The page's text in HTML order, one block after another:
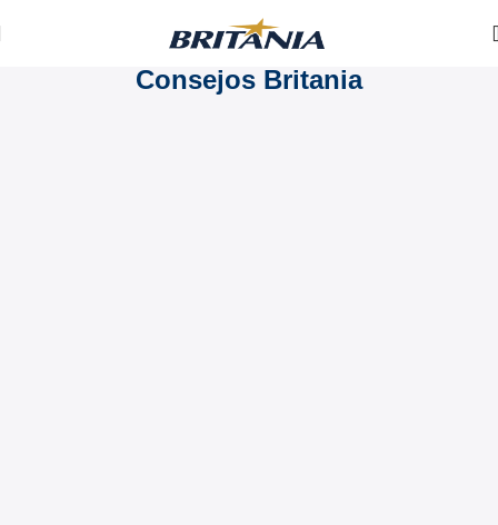
Consejos Britania